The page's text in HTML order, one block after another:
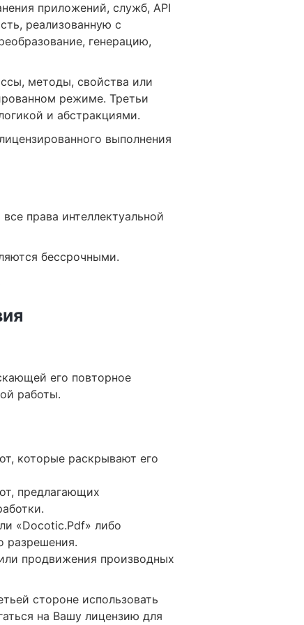
приложений, служб, API
реализованную с
генерацию,
методы, свойства или
режиме. Третьи
и абстракциями.
выполнения
права интеллектуальной
бессрочными.
его повторное
работы.
которые раскрывают его
предлагающих
«Docotic.Pdf» либо
разрешения.
продвижения производных
стороне использовать
на Вашу лицензию для